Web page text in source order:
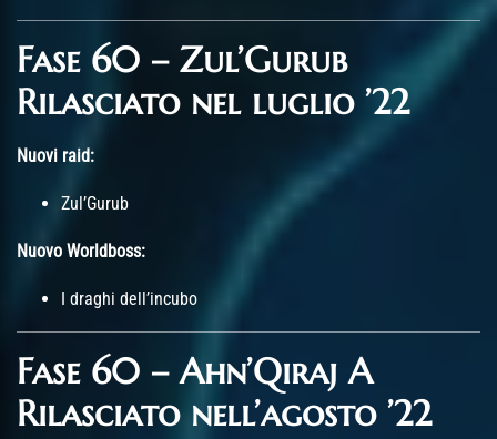
Fase 60 – Zul’Gurub
Rilasciato nel luglio ’22
Nuovi raid:
Zul’Gurub
Nuovo Worldboss:
I draghi dell’incubo
Fase 60 – Ahn’Qiraj A
Rilasciato nell’agosto ’22